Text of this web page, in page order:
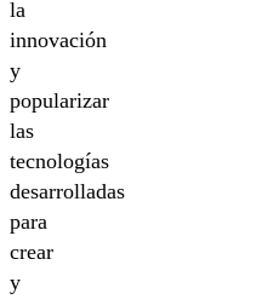
la
innovación
y
popularizar
las
tecnologías
desarrolladas
para
crear
y